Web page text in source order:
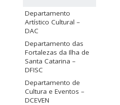
Departamento
Artístico Cultural –
DAC
Departamento das
Fortalezas da Ilha de
Santa Catarina –
DFISC
Departamento de
Cultura e Eventos –
DCEVEN